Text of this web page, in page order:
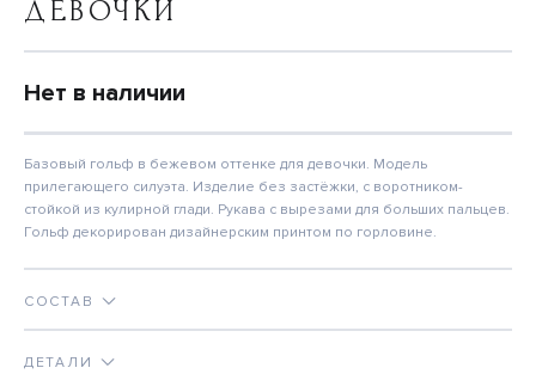
ДЕВОЧКИ
Нет в наличии
Базовый гольф в бежевом оттенке для девочки. Модель
прилегающего силуэта. Изделие без застёжки, с воротником-
стойкой из кулирной глади. Рукава с вырезами для больших пальцев.
Гольф декорирован дизайнерским принтом по горловине.
СОСТАВ
ДЕТАЛИ